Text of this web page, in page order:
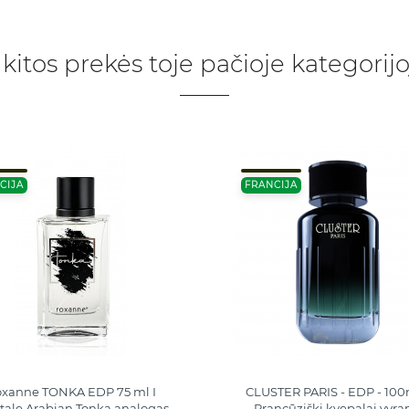
kitos prekės toje pačioje
TONKA EDP 75 ml I
FRANCIJA
CLUSTER PARIS - EDP -